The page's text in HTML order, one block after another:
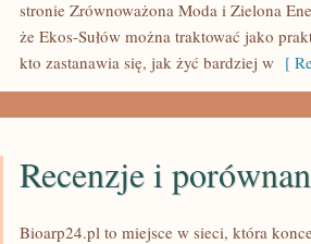
stronie Zrównoważona Moda i Zielona
że Ekos-Sułów można traktować jako
kto zastanawia się, jak żyć bardziej w [
Recenzje i
Bioarp24.pl to miejsce w sieci, która